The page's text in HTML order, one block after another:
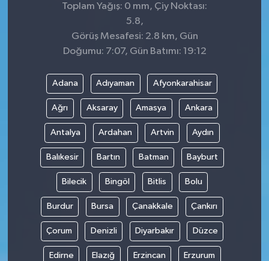
Toplam Yağış: 0 mm, Çiy Noktası:
5.8,
Görüş Mesafesi: 2.8 km, Gün
Doğumu: 7:07, Gün Batımı: 19:12
Adana Adıyaman Afyonkarahisar
Ağrı Aksaray Amasya Ankara
Antalya Ardahan Artvin Aydın
Balıkesir Bartın Batman Bayburt
Bilecik Bingöl Bitlis Bolu
Burdur Bursa Çanakkale Çankırı
Çorum Denizli Diyarbakır Düzce
Edirne Elazığ Erzincan Erzurum